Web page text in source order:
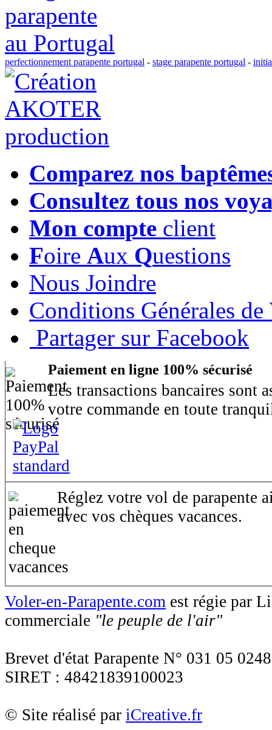
perfectionnement parapente portugal - stage parapente portugal -
Comparez nos
Consultez tous nos
Mon compte client
Foire Aux Questions
Nous Joindre
Conditions Générales de
Partager sur Facebook
Paiement en ligne 100% sécurisé
Les transactions bancaires sont
votre commande en toute
Réglez votre vol de parapente
avec vos chèques vacances.
Voler-en-Parapente.com est régie par
commerciale "le peuple de l'air"
Brevet d'état Parapente N° 031 05 0248
SIRET : 48421839100023
© Site réalisé par iCreative.fr